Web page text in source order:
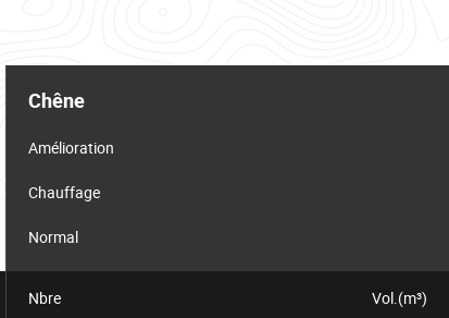
Chêne
Amélioration
Chauffage
Normal
Nbre Vol.(m³)